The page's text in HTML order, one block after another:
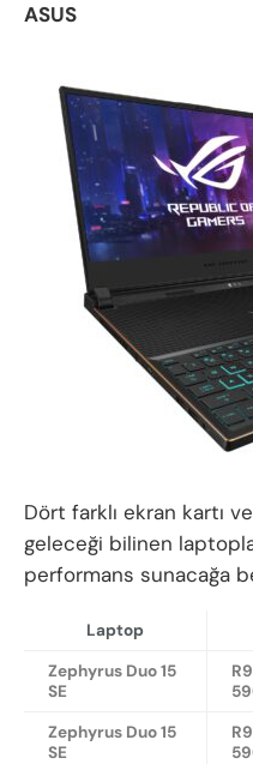
ASUS
Dört farklı ekran kartı
geleceği bilinen
performans sunacağa
Laptop
Zephyrus Duo 15
SE
R9
Zephyrus Duo 15
SE
R9